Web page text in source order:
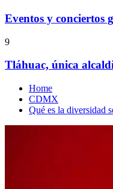
Eventos y conciertos
9
Tláhuac, única
Home
CDMX
Qué es la diversidad